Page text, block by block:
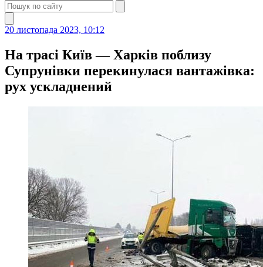
20 листопада 2023, 10:12
На трасі Київ — Харків поблизу
Супрунівки перекинулася вантажівка:
рух ускладнений